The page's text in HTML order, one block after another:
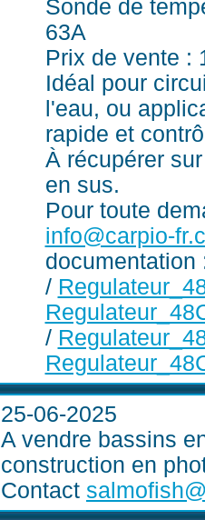
Sonde de
63A
Prix de vente :
Idéal pour
l'eau, ou
rapide et
À récupérer
en sus.
Pour toute
info@carpio-
/
/
25-06-2025
A vendre bassins
construction en
Contact